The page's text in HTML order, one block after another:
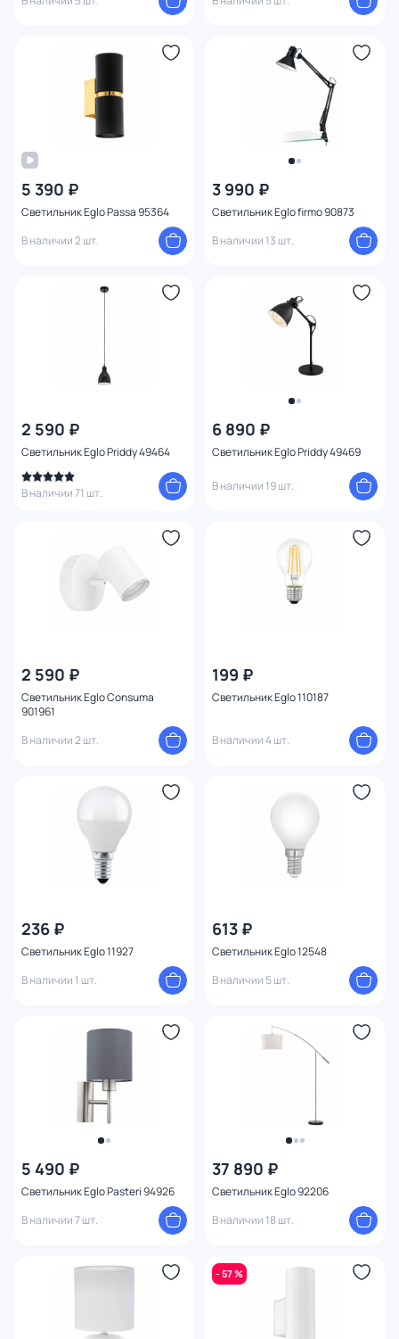
5 390 ₽
Светильник Eglo Passa 95364
В наличии 2 шт.
3 990 ₽
Светильник Eglo firmo 90873
В наличии 13 шт.
2 590 ₽
Светильник Eglo Priddy 49464
В наличии 71 шт.
6 890 ₽
Светильник Eglo Priddy 49469
В наличии 19 шт.
2 590 ₽
Светильник Eglo Consuma
901961
В наличии 2 шт.
199 ₽
Светильник Eglo 110187
В наличии 4 шт.
236 ₽
Светильник Eglo 11927
В наличии 1 шт.
613 ₽
Светильник Eglo 12548
В наличии 5 шт.
5 490 ₽
Светильник Eglo Pasteri 94926
В наличии 7 шт.
37 890 ₽
Светильник Eglo 92206
В наличии 18 шт.
- 57 %